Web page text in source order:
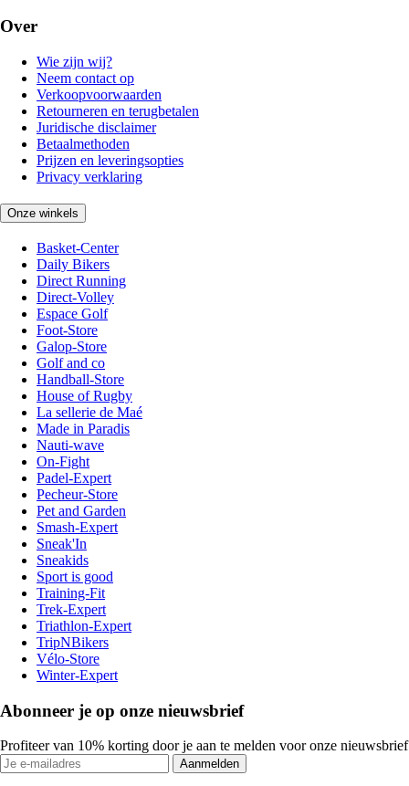
Over
Wie zijn wij?
Neem contact op
Verkoopvoorwaarden
Retourneren en terugbetalen
Juridische disclaimer
Betaalmethoden
Prijzen en leveringsopties
Privacy verklaring
Onze winkels
Basket-Center
Daily Bikers
Direct Running
Direct-Volley
Espace Golf
Foot-Store
Galop-Store
Golf and co
Handball-Store
House of Rugby
La sellerie de Maé
Made in Paradis
Nauti-wave
On-Fight
Padel-Expert
Pecheur-Store
Pet and Garden
Smash-Expert
Sneak'In
Sneakids
Sport is good
Training-Fit
Trek-Expert
Triathlon-Expert
TripNBikers
Vélo-Store
Winter-Expert
Abonneer je op onze nieuwsbrief
Profiteer van 10% korting door je aan te melden voor onze nieuwsbrief
Aanmelden